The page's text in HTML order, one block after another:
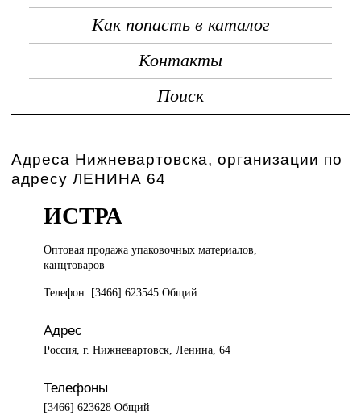
Как попасть в каталог
Контакты
Поиск
Адреса Нижневартовска, организации по
адресу ЛЕНИНА 64
ИСТРА
Оптовая продажаупаковочных материалов,
канцтоваров
Телефон: [3466] 623545 Общий
Адрес
Россия, г. Нижневартовск, Ленина, 64
Телефоны
[3466] 623628 Общий